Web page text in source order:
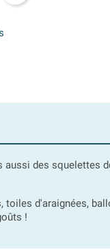
aussi des squelettes
toiles d'araignées,
!